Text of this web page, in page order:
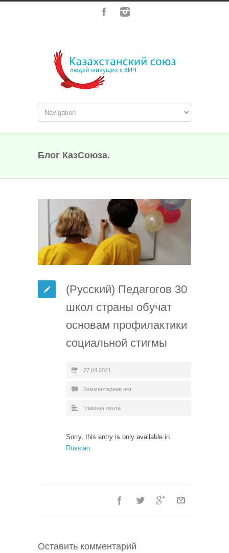
Блог КазСоюза.
(Русский) Педагогов 30
школ страны обучат
основам профилактики
социальной стигмы
27.04.2021
Комментариев нет
Главная лента
Sorry, this entry is only available in
Russian
Оставить комментарий